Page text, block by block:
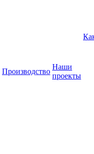
Производство
Наши
проекты